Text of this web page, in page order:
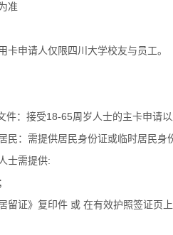
准
卡申请人仅限四川大学校友与员工。
件：接受18-65周岁人士的主卡申请
民：需提供居民身份证或临时居民身
士需提供:
证》复印件 或 在有效护照签证页